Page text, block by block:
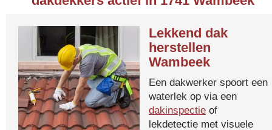
Lekkend dak
herstellen
Wambeek
Een dakwerker spoort een
waterlek op via een
dakinspectie of
lekdetectie met visuele